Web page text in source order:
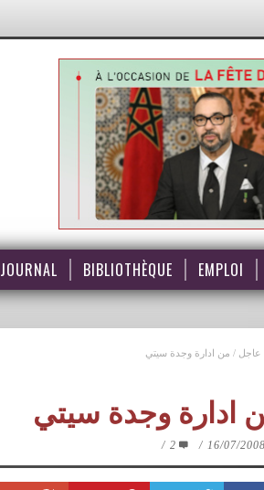
JOURNAL BIBLIOTHÈQUE EMPLOI
عاجل / من ادارة وجدة سيتي
ادارة وجدة سيتي
16/07/2008
/
2
/